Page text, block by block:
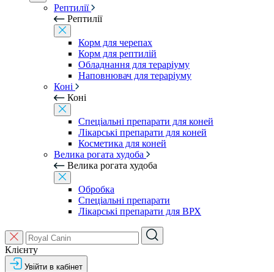
Рептилії
Рептилії
Корм для черепах
Корм для рептилій
Обладнання для тераріуму
Наповнювач для тераріуму
Коні
Коні
Спеціальні препарати для коней
Лікарські препарати для коней
Косметика для коней
Велика рогата худоба
Велика рогата худоба
Обробка
Спеціальні препарати
Лікарські препарати для ВРХ
Клієнту
Увійти в кабінет